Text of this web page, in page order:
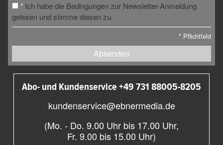
* Ich habe die Bedingungen zur Newsletter-Anmeldung
gelesen und stimme diesen zu.
* Pflichtfeld
Absenden
Abo- und Kundenservice +49 731 88005-8205
kundenservice@ebnermedia.de
(Mo. - Do. 9.00 Uhr bis 17.00 Uhr,
Fr. 9.00 bis 15.00 Uhr)